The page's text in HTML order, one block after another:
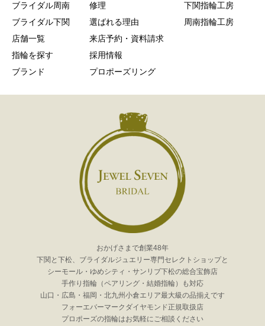
ブライダル周南
ブライダル下関
店舗一覧
指輪を探す
ブランド
修理
選ばれる理由
来店予約・資料請求
採用情報
プロポーズリング
下関指輪工房
周南指輪工房
おかげさまで創業48年
下関と下松、ブライダルジュエリー専門セレクトショップと
シーモール・ゆめシティ・サンリブ下松の総合宝飾店
手作り指輪（ペアリング・結婚指輪）も対応
山口・広島・福岡・北九州小倉エリア最大級の品揃えです
フォーエバーマークダイヤモンド正規取扱店
プロポーズの指輪はお気軽にご相談ください